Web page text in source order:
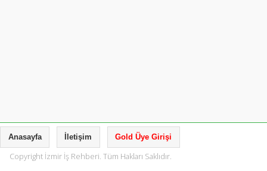
Anasayfa İletişim Gold Üye Girişi
Copyright İzmir İş Rehberi. Tüm Hakları Saklıdır.